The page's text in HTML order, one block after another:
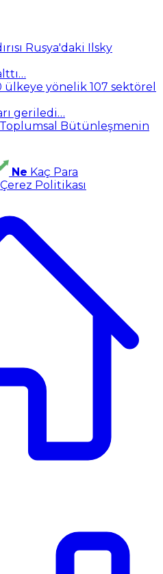
Rusya'daki Ilsky
ülkeye yönelik 107 sektörel
geriledi…
Toplumsal Bütünleşmenin
Ne Kaç Para
Çerez Politikası